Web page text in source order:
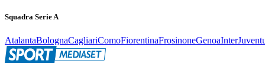
Squadra Serie A
AtalantaBolognaCagliariComoFiorentinaFrosinoneGenoaInter